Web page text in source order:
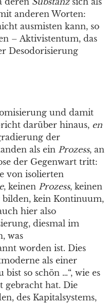
anderen Worten:
ausmisten kann, so
– Aktivistentum, das
Desodorisierung
und damit
darüber hinaus, en
der
als ein Prozess, an
der Gegenwart tritt:
von isolierten
, keinen Prozess, keinen
kein Kontinuum,
hier also
diesmal im
was
worden ist. Dies
als einer
so schön …“, wie es
gebracht hat. Die
des Kapitalsystems,